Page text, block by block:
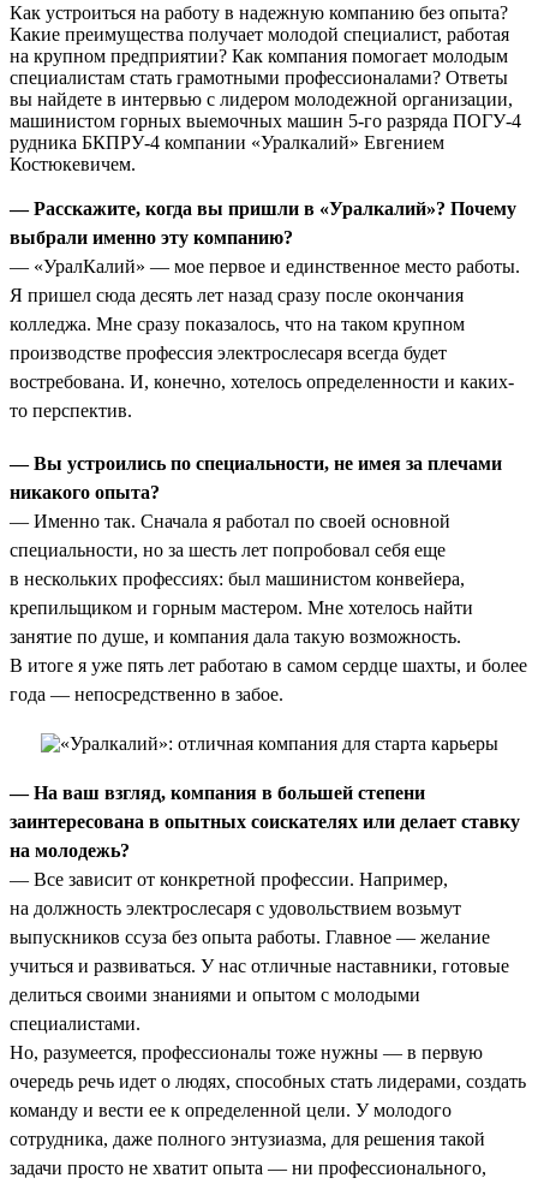
Как устроиться на работу в надежную компанию без опыта?
Какие преимущества получает молодой специалист, работая
на крупном предприятии? Как компания помогает молодым
специалистам стать грамотными профессионалами? Ответы
вы найдете в интервью с лидером молодежной организации,
машинистом горных выемочных машин 5-го разряда ПОГУ-4
рудника БКПРУ-4 компании «Уралкалий» Евгением
Костюкевичем.
— Расскажите, когда вы пришли в «Уралкалий»? Почему
выбрали именно эту компанию?
— «УралКалий» — мое первое и единственное место работы.
Я пришел сюда десять лет назад сразу после окончания
колледжа. Мне сразу показалось, что на таком крупном
производстве профессия электрослесаря всегда будет
востребована. И, конечно, хотелось определенности и каких-
то перспектив.
— Вы устроились по специальности, не имея за плечами
никакого опыта?
— Именно так. Сначала я работал по своей основной
специальности, но за шесть лет попробовал себя еще
в нескольких профессиях: был машинистом конвейера,
крепильщиком и горным мастером. Мне хотелось найти
занятие по душе, и компания дала такую возможность.
В итоге я уже пять лет работаю в самом сердце шахты, и более
года — непосредственно в забое.
— На ваш взгляд, компания в большей степени
заинтересована в опытных соискателях или делает ставку
на молодежь?
— Все зависит от конкретной профессии. Например,
на должность электрослесаря с удовольствием возьмут
выпускников ссуза без опыта работы. Главное — желание
учиться и развиваться. У нас отличные наставники, готовые
делиться своими знаниями и опытом с молодыми
специалистами.
Но, разумеется, профессионалы тоже нужны — в первую
очередь речь идет о людях, способных стать лидерами, создать
команду и вести ее к определенной цели. У молодого
сотрудника, даже полного энтузиазма, для решения такой
задачи просто не хватит опыта — ни профессионального,